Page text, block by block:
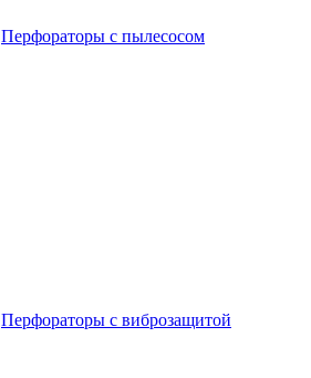
Перфораторы с пылесосом
Перфораторы с виброзащитой